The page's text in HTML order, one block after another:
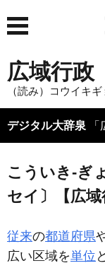
広域行政
（読み）コウイキ
デジタル大辞泉
こういき‐ぎ
セイ〕【広域
従来の都道府県
広い区域を単位